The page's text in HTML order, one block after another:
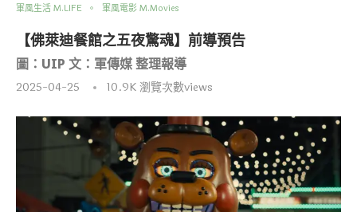
軍風生活 M.LIFE 軍風電影 M.Movies
【佛萊迪餐館之五夜驚魂】前導預告
圖：UIP 文：軍傳媒 整理報導
2025-04-25 10.9K瀏覽次數views